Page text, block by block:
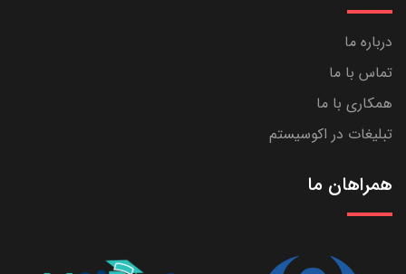
درباره ما
تماس با ما
همکاری با ما
تبلیغات در اکوسیستم
همراهان ما